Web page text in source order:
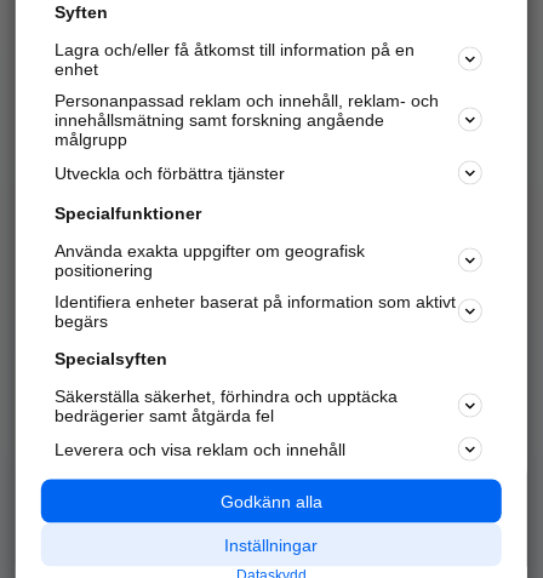
Hitta.se - Gratis nummerupplysning.
Sök företag, personer och platser.
Hitta telefonnummer, adresser, företagsinfo mm.
Marknadsför företaget
Kom igång och annonsera mot
samarbetspartners nära dig.
Alla kategorier
Populära sökningar
API & Kartor
Annonsera
Integritet
Nödnummer
Syften
Lagra och/eller få åtkomst till information på en
enhet
Personanpassad reklam och innehåll, reklam- och
innehållsmätning samt forskning angående
målgrupp
Utveckla och förbättra tjänster
Specialfunktioner
Använda exakta uppgifter om geografisk
positionering
Identifiera enheter baserat på information som aktivt
begärs
Specialsyften
Säkerställa säkerhet, förhindra och upptäcka
bedrägerier samt åtgärda fel
Leverera och visa reklam och innehåll
Godkänn alla
Inställningar
Dataskydd